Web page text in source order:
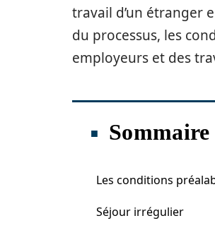
travail d’un étranger
du processus, les
employeurs et des
Sommaire
Les conditions
Séjour irrégulier